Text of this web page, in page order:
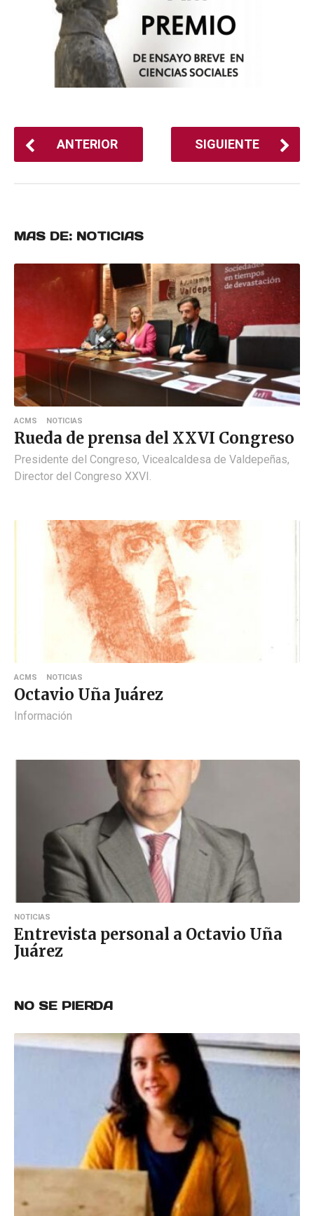
ANTERIOR SIGUIENTE
MAS DE: NOTICIAS
ACMS NOTICIAS
Rueda de prensa del XXVI Congreso
Presidente del Congreso, Vicealcaldesa de Valdepeñas,
Director del Congreso XXVI.
ACMS NOTICIAS
Octavio Uña Juárez
Información
NOTICIAS
Entrevista personal a Octavio Uña
Juárez
NO SE PIERDA